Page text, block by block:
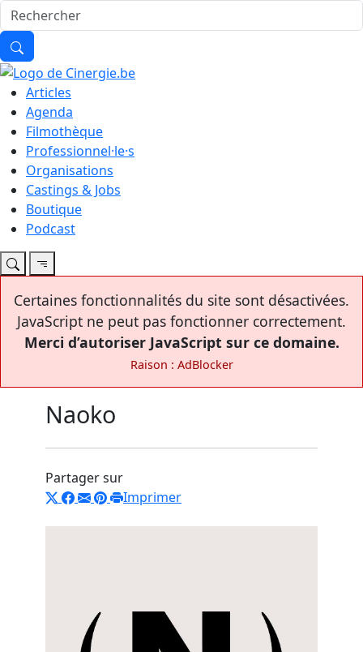
Articles
Agenda
Filmothèque
Professionnel·le·s
Organisations
Castings & Jobs
Boutique
Podcast
Certaines fonctionnalités du site sont désactivées.
JavaScript ne peut pas fonctionner correctement.
Merci d’autoriser JavaScript sur ce domaine.
Raison : AdBlocker
Naoko
Partager sur
Imprimer